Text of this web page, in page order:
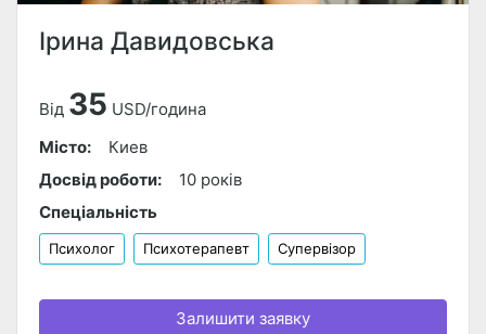
Ірина Давидовська
Від 35 USD/година
Місто:
Киев
Досвід роботи:
10 років
Спеціальність
Психолог Психотерапевт Супервізор
Залишити заявку